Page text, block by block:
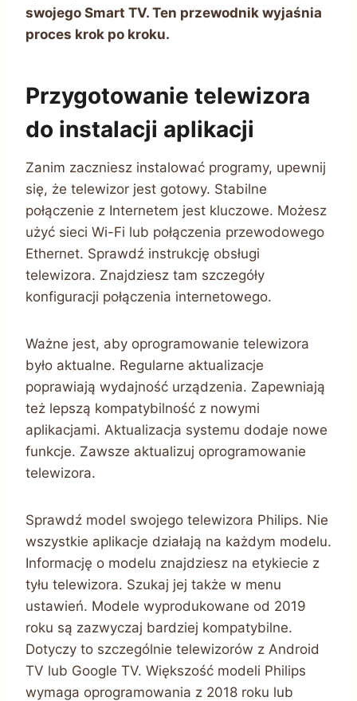
swojego Smart TV. Ten przewodnik wyjaśnia
proces krok po kroku.
Przygotowanie telewizora
do instalacji aplikacji
Zanim zaczniesz instalować programy, upewnij
się, że telewizor jest gotowy. Stabilne
połączenie z Internetem jest kluczowe. Możesz
użyć sieci Wi-Fi lub połączenia przewodowego
Ethernet. Sprawdź instrukcję obsługi
telewizora. Znajdziesz tam szczegóły
konfiguracji połączenia internetowego.
Ważne jest, aby oprogramowanie telewizora
było aktualne. Regularne aktualizacje
poprawiają wydajność urządzenia. Zapewniają
też lepszą kompatybilność z nowymi
aplikacjami. Aktualizacja systemu dodaje nowe
funkcje. Zawsze aktualizuj oprogramowanie
telewizora.
Sprawdź model swojego telewizora Philips. Nie
wszystkie aplikacje działają na każdym modelu.
Informację o modelu znajdziesz na etykiecie z
tyłu telewizora. Szukaj jej także w menu
ustawień. Modele wyprodukowane od 2019
roku są zazwyczaj bardziej kompatybilne.
Dotyczy to szczególnie telewizorów z Android
TV lub Google TV. Większość modeli Philips
wymaga oprogramowania z 2018 roku lub